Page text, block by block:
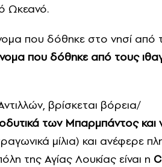
Ωκεανό.
που δόθηκε στο νησί από
που δόθηκε από τους
βρίσκεται βόρεια/
των Μπαρμπάντος και
μίλια) και ανέφερε
της Αγίας Λουκίας είναι η